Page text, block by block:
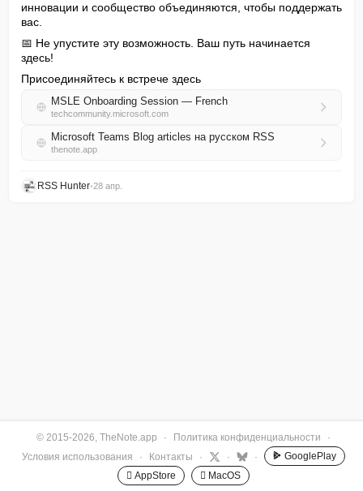
инновации и сообщество объединяются, чтобы поддержать
вас.
📅 Не упустите эту возможность. Ваш путь начинается
здесь!
Присоединяйтесь к встрече здесь
MSLE Onboarding Session — French
techcommunity.microsoft.com
Microsoft Teams Blog articles на русском RSS
thenote.app
RSS Hunter•28 апр.
© 2015-2026, TheNote.app · Политика конфиденциальности
·
Условия использования
· Контакты · · ·
GooglePlay
 AppStore
 MacOS